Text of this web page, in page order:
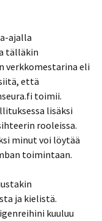
ajalla
tälläkin
verkkomestarina eli
että
toimii.
lisäksi
rooleissa.
minut voi löytää
toimintaan.
ja kielistä.
kuuluu